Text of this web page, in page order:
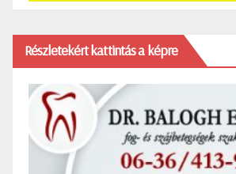
Részletekért kattintás a képre